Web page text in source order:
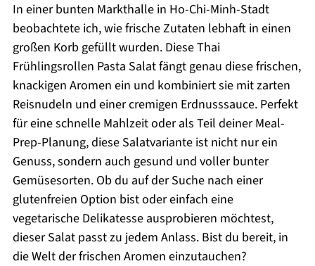
In einer bunten Markthalle in Ho-Chi-Minh-Stadt
beobachtete ich, wie frische Zutaten lebhaft in einen
großen Korb gefüllt wurden. Diese Thai
Frühlingsrollen Pasta Salat fängt genau diese frischen,
knackigen Aromen ein und kombiniert sie mit zarten
Reisnudeln und einer cremigen Erdnusssauce. Perfekt
für eine schnelle Mahlzeit oder als Teil deiner Meal-
Prep-Planung, diese Salatvariante ist nicht nur ein
Genuss, sondern auch gesund und voller bunter
Gemüsesorten. Ob du auf der Suche nach einer
glutenfreien Option bist oder einfach eine
vegetarische Delikatesse ausprobieren möchtest,
dieser Salat passt zu jedem Anlass. Bist du bereit, in
die Welt der frischen Aromen einzutauchen?